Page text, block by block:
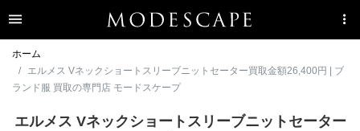
ホーム
エルメス Vネックショートスリーブニットセーター買取金額26,400円 | ブ
ランド服 買取の専門店 モードスケープ
エルメス Vネックショートスリーブニットセーター